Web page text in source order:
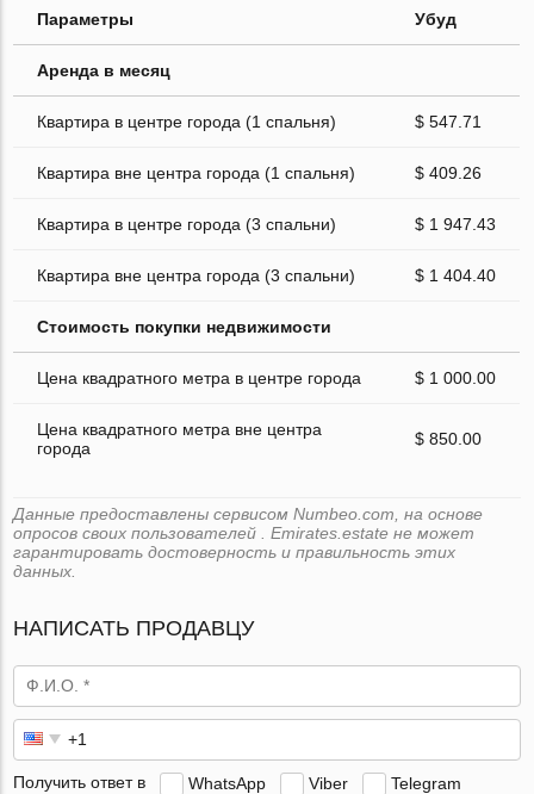
Параметры Убуд
Аренда в месяц
Квартира в центре города (1 спальня) $ 547.71
Квартира вне центра города (1 спальня) $ 409.26
Квартира в центре города (3 спальни) $ 1 947.43
Квартира вне центра города (3 спальни) $ 1 404.40
Стоимость покупки недвижимости
Цена квадратного метра в центре города $ 1 000.00
Цена квадратного метра вне центра
города
$ 850.00
Данные предоставлены сервисом Numbeo.com, на основе
опросов своих пользователей . Emirates.estate не может
гарантировать достоверность и правильность этих
данных.
НАПИСАТЬ ПРОДАВЦУ
Получить ответ в WhatsApp Viber Telegram